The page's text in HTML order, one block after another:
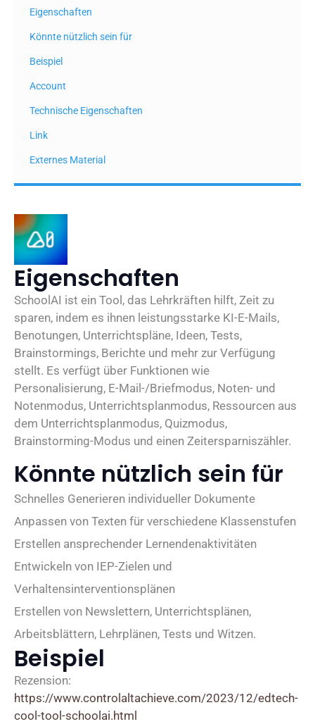
Eigenschaften
Könnte nützlich sein für
Beispiel
Account
Technische Eigenschaften
Link
Externes Material
Eigenschaften
SchoolAI ist ein Tool, das Lehrkräften hilft, Zeit zu
sparen, indem es ihnen leistungsstarke KI-E-Mails,
Benotungen, Unterrichtspläne, Ideen, Tests,
Brainstormings, Berichte und mehr zur Verfügung
stellt. Es verfügt über Funktionen wie
Personalisierung, E-Mail-/Briefmodus, Noten- und
Notenmodus, Unterrichtsplanmodus, Ressourcen aus
dem Unterrichtsplanmodus, Quizmodus,
Brainstorming-Modus und einen Zeitersparniszähler.
Könnte nützlich sein für
Schnelles Generieren individueller Dokumente
Anpassen von Texten für verschiedene Klassenstufen
Erstellen ansprechender Lernendenaktivitäten
Entwickeln von IEP-Zielen und
Verhaltensinterventionsplänen
Erstellen von Newslettern, Unterrichtsplänen,
Arbeitsblättern, Lehrplänen, Tests und Witzen.
Beispiel
Rezension:
https://www.controlaltachieve.com/2023/12/edtech-
cool-tool-schoolai.html